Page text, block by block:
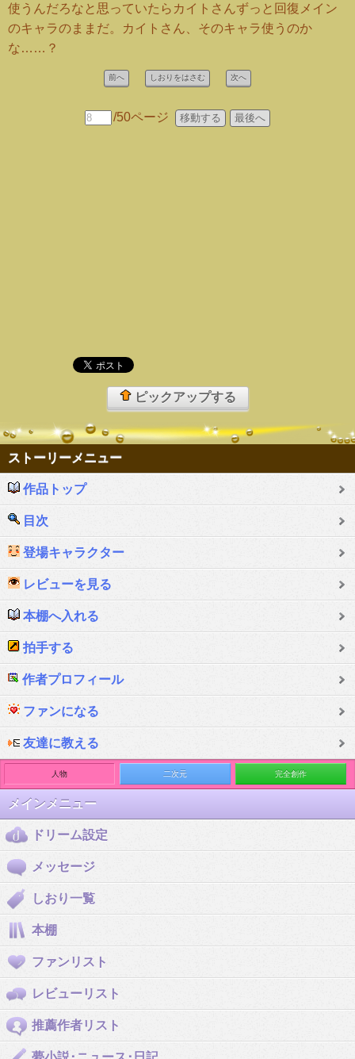
使うんだろなと思っていたらカイトさんずっと回復メイン
のキャラのままだ。カイトさん、そのキャラ使うのか
な……？
前へ しおりをはさむ 次へ
/50ページ 最後へ
ピックアップする
ストーリーメニュー
作品トップ
目次
登場キャラクター
レビューを見る
本棚へ入れる
拍手する
作者プロフィール
ファンになる
友達に教える
人物 二次元 完全創作
メインメニュー
ドリーム設定
メッセージ
しおり一覧
本棚
ファンリスト
レビューリスト
推薦作者リスト